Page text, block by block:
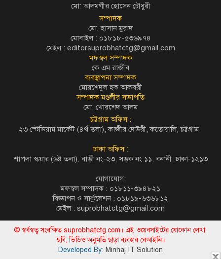
মো: আলমগীর হোসেন চৌধুরী
সম্পাদক
মো: হাসান মুরাদ
মোবাইল : ০১৮১৮-৫৩৬৯৭৪
মেইল : editorsuprobhatctg@gmail.com
মফস্বল সম্পাদক
কে এম রাজীব
ব্যবস্থাপনা সম্পাদক
মোরশেদুল হক আকবরী
সম্পাদক মণ্ডলীর সভাপতি
মো: খোরশেদ আলম
চট্টগ্রাম অফিস :
২৩ স্টেডিয়াম মার্কেট (৪র্থ তলা), কাজীর দেউরী, কতোয়ালি, চট্টগ্রাম।
ঢাকা অফিস :
শাপলা স্কয়ার (৬ষ্ট তলা), বাড়ী নং-২৩, সড়ক নং ১১, বনানী, ঢাকা-১২১৩
যোগাযোগ:
মফস্বল সম্পাদক : ০১৮১১-৩৯৪৮২১
বিজ্ঞাপন ও সার্কুলেশন : ০১৮১৯-৬৩৬৮১২
মেইল : suprobhatctg@gmail.com
© স্বর্বস্বত্ব সংরক্ষিত suprobhatctg.com। এই ওয়েবসাইটের যোকোন লেখা,
ছবি, ভিডিও অনুমতি ছাড়া ব্যবহার বেআইনি।
Developed By: Minhaj IT Solution